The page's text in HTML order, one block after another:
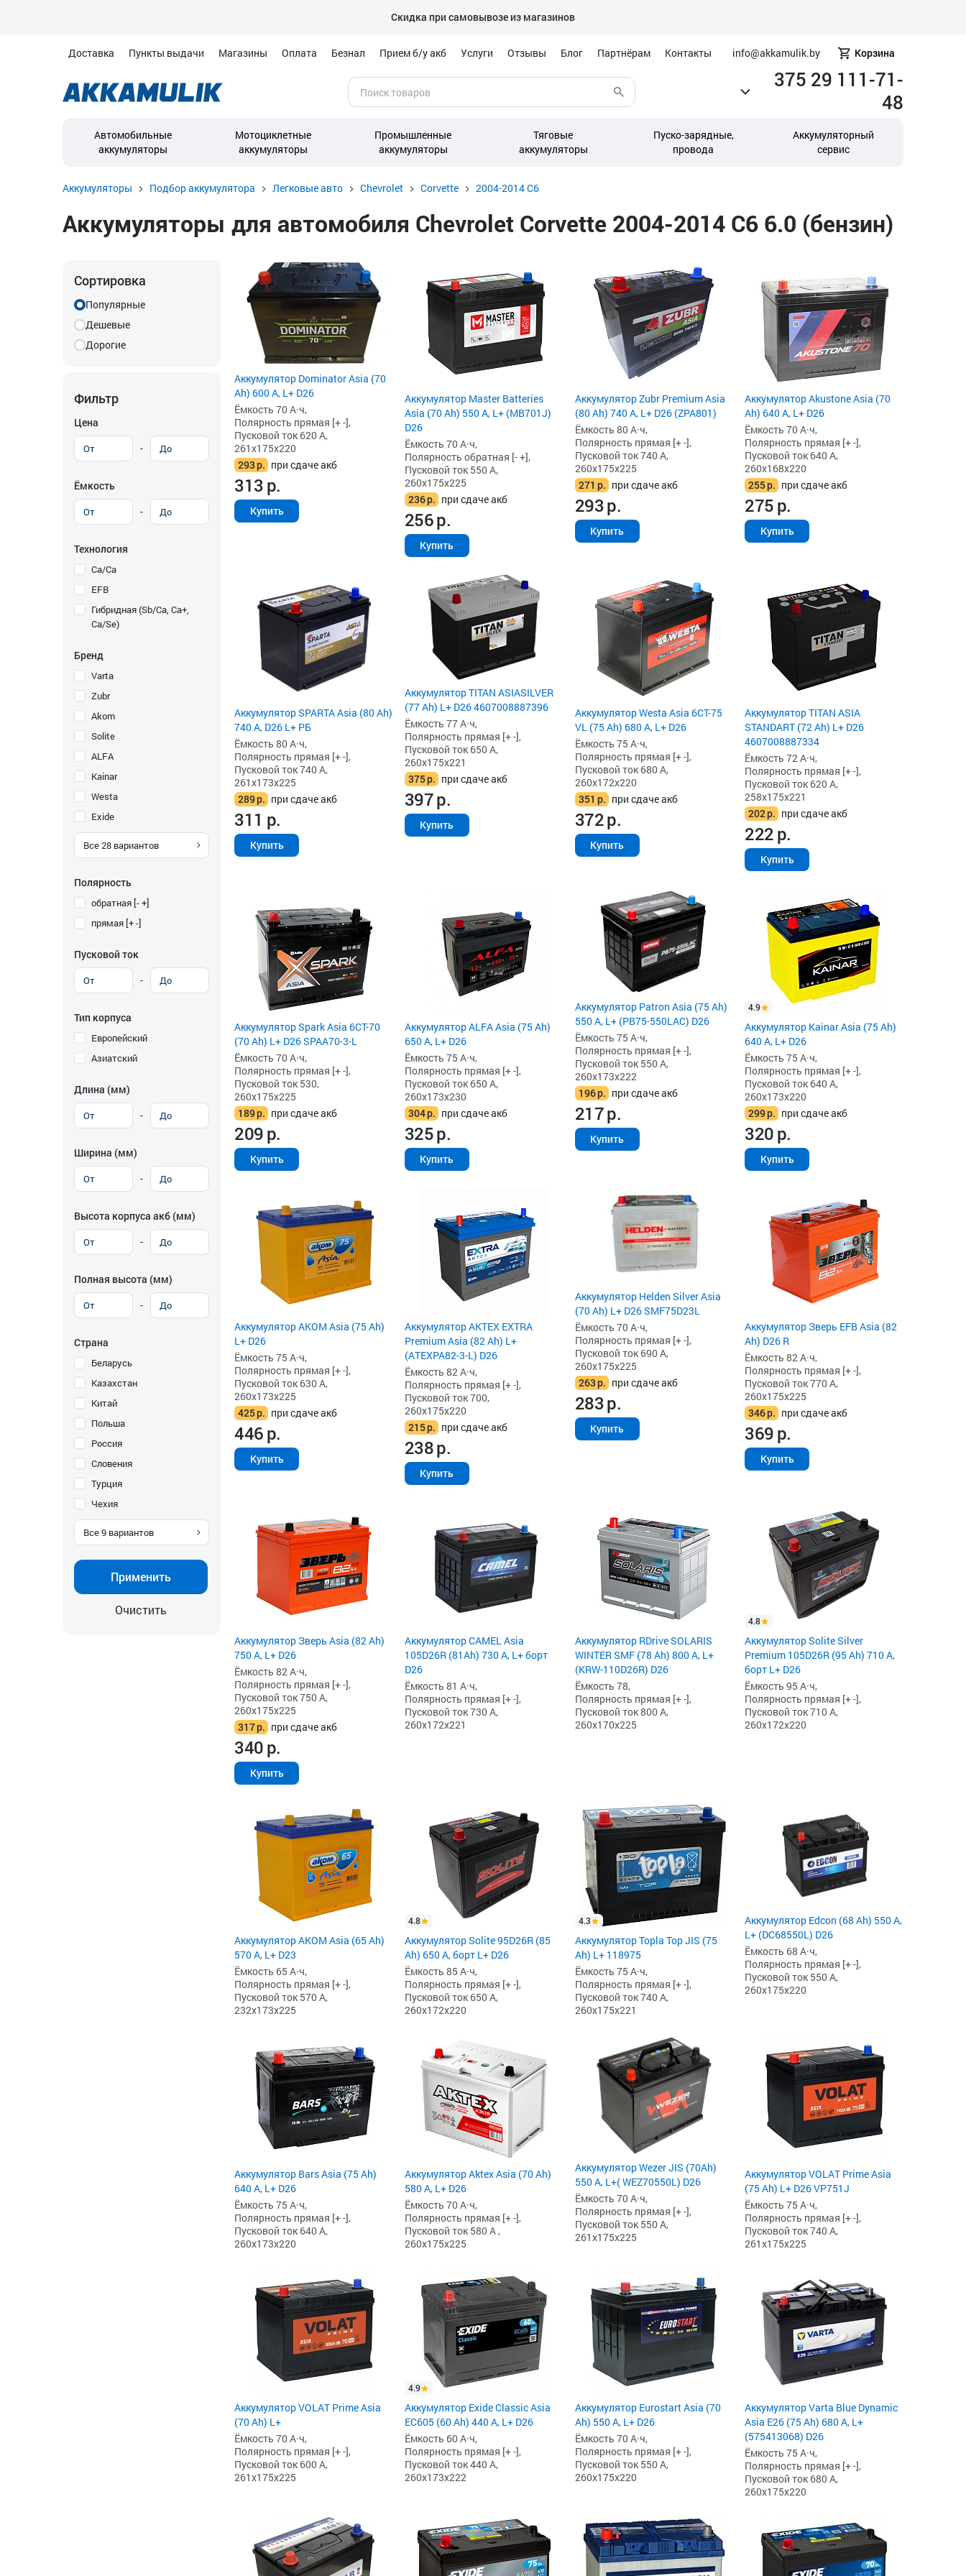
Скидка при самовывозе из магазинов
Доставка Пункты выдачи Магазины Оплата Безнал Прием б/у акб Услуги Отзывы Блог Партнёрам Контакты info@akkamulik.by Корзина
375 29 111-71-
48
Автомобильные
аккумуляторы
Мотоциклетные
аккумуляторы
Промышленные
аккумуляторы
Тяговые
аккумуляторы
Пуско-зарядные,
провода
Аккумуляторный
сервис
Аккумуляторы Подбор аккумулятора Легковые авто Chevrolet Corvette 2004-2014 C6
Аккумуляторы для автомобиля Chevrolet Corvette 2004-2014 C6 6.0 (бензин)
Сортировка
Популярные
Дешевые
Дорогие
Фильтр
Цена
-
Ёмкость
-
Технология
Ca/Ca
EFB
Гибридная (Sb/Ca, Ca+,
Ca/Se)
Бренд
Varta
Zubr
Akom
Solite
ALFA
Kainar
Westa
Exide
Все28 вариантов
Полярность
обратная [- +]
прямая [+ -]
Пусковой ток
-
Тип корпуса
Европейский
Азиатский
Длина (мм)
-
Ширина (мм)
-
Высота корпуса акб (мм)
-
Полная высота (мм)
-
Страна
Беларусь
Казахстан
Китай
Польша
Россия
Словения
Турция
Чехия
Все9 вариантов
Применить
Очистить
Аккумулятор Dominator Asia (70
Ah) 600 А, L+ D26
Ёмкость 70 А·ч,
Полярность прямая [+ -],
Пусковой ток 620 А,
261x175x220
293р. при сдаче акб
313р.
Купить
Аккумулятор Master Batteries
Asia (70 Ah) 550 А, L+ (MB701J)
D26
Ёмкость 70 А·ч,
Полярность обратная [- +],
Пусковой ток 550 А,
260x175x225
236р. при сдаче акб
256р.
Купить
Аккумулятор Zubr Premium Asia
(80 Ah) 740 А, L+ D26 (ZPA801)
Ёмкость 80 А·ч,
Полярность прямая [+ -],
Пусковой ток 740 А,
260x175x225
271 р. при сдаче акб
293р.
Купить
Аккумулятор Akustone Asia (70
Ah) 640 А, L+ D26
Ёмкость 70 А·ч,
Полярность прямая [+ -],
Пусковой ток 640 А,
260x168x220
255р. при сдаче акб
275р.
Купить
Аккумулятор SPARTA Asia (80 Ah)
740 А, D26 L+ РБ
Ёмкость 80 А·ч,
Полярность прямая [+ -],
Пусковой ток 740 А,
261x173x225
289р. при сдаче акб
311 р.
Купить
Аккумулятор TITAN ASIASILVER
(77 Ah) L+ D26 4607008887396
Ёмкость 77 А·ч,
Полярность прямая [+ -],
Пусковой ток 650 А,
260x175x221
375р. при сдаче акб
397р.
Купить
Аккумулятор Westa Asia 6СТ-75
VL (75 Ah) 680 А, L+ D26
Ёмкость 75 А·ч,
Полярность прямая [+ -],
Пусковой ток 680 А,
260x172x220
351 р. при сдаче акб
372р.
Купить
Аккумулятор TITAN ASIA
STANDART (72 Ah) L+ D26
4607008887334
Ёмкость 72 А·ч,
Полярность прямая [+ -],
Пусковой ток 620 А,
258x175x221
202р. при сдаче акб
222р.
Купить
Аккумулятор Spark Asia 6СТ-70
(70 Ah) L+ D26 SPAA70-3-L
Ёмкость 70 А·ч,
Полярность прямая [+ -],
Пусковой ток 530,
260x175x225
189р. при сдаче акб
209р.
Купить
Аккумулятор ALFA Asia (75 Ah)
650 А, L+ D26
Ёмкость 75 А·ч,
Полярность прямая [+ -],
Пусковой ток 650 А,
260x173x230
304р. при сдаче акб
325р.
Купить
Аккумулятор Patron Asia (75 Ah)
550 А, L+ (PB75-550LAC) D26
Ёмкость 75 А·ч,
Полярность прямая [+ -],
Пусковой ток 550 А,
260x173x222
196р. при сдаче акб
217р.
Купить
4.9
Аккумулятор Kainar Asia (75 Ah)
640 А, L+ D26
Ёмкость 75 А·ч,
Полярность прямая [+ -],
Пусковой ток 640 А,
260x173x220
299р. при сдаче акб
320р.
Купить
Аккумулятор AKOM Asia (75 Ah)
L+ D26
Ёмкость 75 А·ч,
Полярность прямая [+ -],
Пусковой ток 630 А,
260x173x225
425р. при сдаче акб
446р.
Купить
Аккумулятор AKTEX EXTRA
Premium Asia (82 Ah) L+
(ATEXPA82-3-L) D26
Ёмкость 82 А·ч,
Полярность прямая [+ -],
Пусковой ток 700,
260x175x220
215р. при сдаче акб
238р.
Купить
Аккумулятор Helden Silver Asia
(70 Ah) L+ D26 SMF75D23L
Ёмкость 70 А·ч,
Полярность прямая [+ -],
Пусковой ток 690 А,
260x175x225
263р. при сдаче акб
283р.
Купить
Аккумулятор Зверь EFB Asia (82
Ah) D26 R
Ёмкость 82 А·ч,
Полярность прямая [+ -],
Пусковой ток 770 А,
260x175x225
346р. при сдаче акб
369р.
Купить
Аккумулятор Зверь Asia (82 Ah)
750 А, L+ D26
Ёмкость 82 А·ч,
Полярность прямая [+ -],
Пусковой ток 750 А,
260x175x225
317р. при сдаче акб
340р.
Купить
Аккумулятор CAMEL Asia
105D26R (81Ah) 730 А, L+ борт
D26
Ёмкость 81 А·ч,
Полярность прямая [+ -],
Пусковой ток 730 А,
260x172x221
Аккумулятор RDrive SOLARIS
WINTER SMF (78 Ah) 800 А, L+
(KRW-110D26R) D26
Ёмкость 78,
Полярность прямая [+ -],
Пусковой ток 800 А,
260x170x225
4.8
Аккумулятор Solite Silver
Premium 105D26R (95 Ah) 710 А,
борт L+ D26
Ёмкость 95 А·ч,
Полярность прямая [+ -],
Пусковой ток 710 А,
260x172x220
Аккумулятор AKOM Asia (65 Ah)
570 А, L+ D23
Ёмкость 65 А·ч,
Полярность прямая [+ -],
Пусковой ток 570 А,
232x173x225
4.8
Аккумулятор Solite 95D26R (85
Ah) 650 А, борт L+ D26
Ёмкость 85 А·ч,
Полярность прямая [+ -],
Пусковой ток 650 А,
260x172x220
4.3
Аккумулятор Topla Top JIS (75
Ah) L+ 118975
Ёмкость 75 А·ч,
Полярность прямая [+ -],
Пусковой ток 740 А,
260x175x221
Аккумулятор Edcon (68 Ah) 550 А,
L+ (DC68550L) D26
Ёмкость 68 А·ч,
Полярность прямая [+ -],
Пусковой ток 550 А,
260x175x220
Аккумулятор Bars Asia (75 Ah)
640 А, L+ D26
Ёмкость 75 А·ч,
Полярность прямая [+ -],
Пусковой ток 640 А,
260x173x220
Аккумулятор Aktex Asia (70 Ah)
580 А, L+ D26
Ёмкость 70 А·ч,
Полярность прямая [+ -],
Пусковой ток 580 А ,
260x175x225
Аккумулятор Wezer JIS (70Ah)
550 А, L+( WEZ70550L) D26
Ёмкость 70 А·ч,
Полярность прямая [+ -],
Пусковой ток 550 А,
261x175x225
Аккумулятор VOLAT Prime Asia
(75 Ah) L+ D26 VP751J
Ёмкость 75 А·ч,
Полярность прямая [+ -],
Пусковой ток 740 А,
261x175x225
Аккумулятор VOLAT Prime Asia
(70 Ah) L+
Ёмкость 70 А·ч,
Полярность прямая [+ -],
Пусковой ток 600 А,
261x175x225
4.9
Аккумулятор Exide Classic Asia
EC605 (60 Ah) 440 А, L+ D26
Ёмкость 60 А·ч,
Полярность прямая [+ -],
Пусковой ток 440 А,
260x173x222
Аккумулятор Eurostart Asia (70
Ah) 550 А, L+ D26
Ёмкость 70 А·ч,
Полярность прямая [+ -],
Пусковой ток 550 А,
260x175x220
Аккумулятор Varta Blue Dynamic
Asia E26 (75 Ah) 680 А, L+
(575413068) D26
Ёмкость 75 А·ч,
Полярность прямая [+ -],
Пусковой ток 680 А,
260x175x220